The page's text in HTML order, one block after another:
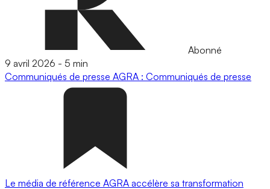
Abonné
9 avril 2026 - 5 min
Communiqués de presse AGRA : Communiqués de presse
Le média de référence AGRA accélère sa transformation